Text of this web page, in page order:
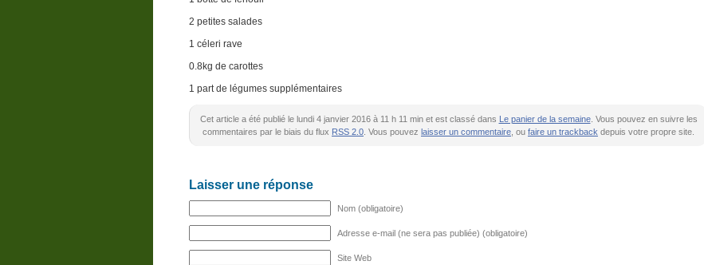
2 petites salades
1 céleri rave
0.8kg de carottes
1 part de légumes supplémentaires
Cet article a été publié le lundi 4 janvier 2016 à 11 h 11 min et est classé dans Le panier de la semaine. Vous pouvez en suivre les
commentaires par le biais du flux RSS 2.0 . Vous pouvez laisser un commentaire , ou faire un trackback depuis votre propre site.
Laisser une réponse
Nom (obligatoire)
Adresse e-mail (ne sera pas publiée) (obligatoire)
Site Web